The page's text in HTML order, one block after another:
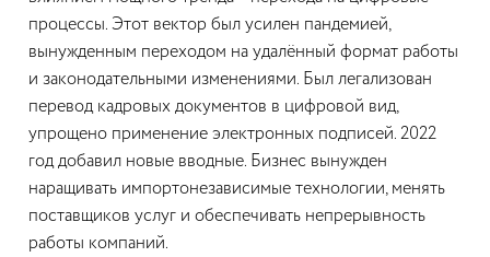
процессы. Этот вектор был усилен пандемией,
вынужденным переходом на удалённый формат работы
и законодательными изменениями. Был легализован
перевод кадровых документов в цифровой вид,
упрощено применение электронных подписей. 2022
год добавил новые вводные. Бизнес вынужден
наращивать импортонезависимые технологии, менять
поставщиков услуг и обеспечивать непрерывность
работы компаний.